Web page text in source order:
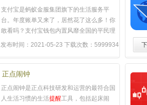
闻、设
提醒
…6.游戏中心，和朋友们一起玩
游戏。7.表情商店，有趣好玩的表情在这
里。 ……
支付宝是蚂蚁金服集团旗下的生活服务平
台。年度账单又来了，居然花了这么多！你
敢看吗？支付宝钱包内置风靡全国的平民理
财神器"余额宝"，还有还信用卡、转账、充话
打车、去便利店购物、售货机买饮料，更有
众多银行和品牌商家的精品服务。你和1亿多
钱包用户一起，好钱包，很安全，会赚钱，
更懂生活！【主要功能】1、支持余额宝，理
发布时间：2021-05-23 下载次数：5999934
正点闹钟
正点闹钟是正点科技研发和运营的最符合国
人生活习惯的生活提醒工具，包括起床闹